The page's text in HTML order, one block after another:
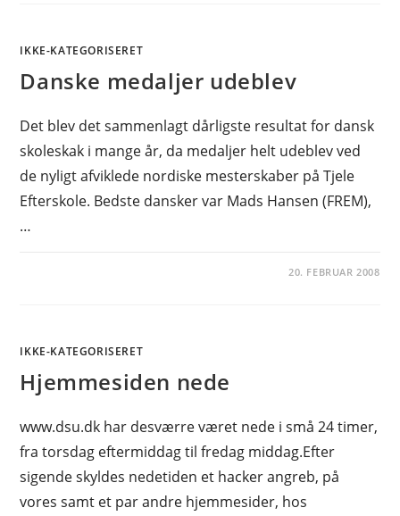
IKKE-KATEGORISERET
Danske medaljer udeblev
Det blev det sammenlagt dårligste resultat for dansk
skoleskak i mange år, da medaljer helt udeblev ved
de nyligt afviklede nordiske mesterskaber på Tjele
Efterskole. Bedste dansker var Mads Hansen (FREM),
…
20. FEBRUAR 2008
IKKE-KATEGORISERET
Hjemmesiden nede
www.dsu.dk har desværre været nede i små 24 timer,
fra torsdag eftermiddag til fredag middag.Efter
sigende skyldes nedetiden et hacker angreb, på
vores samt et par andre hjemmesider, hos